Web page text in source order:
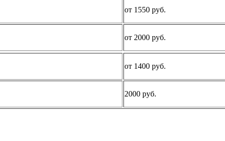
от 1550 руб.
от 2000 руб.
от 1400 руб.
2000 руб.